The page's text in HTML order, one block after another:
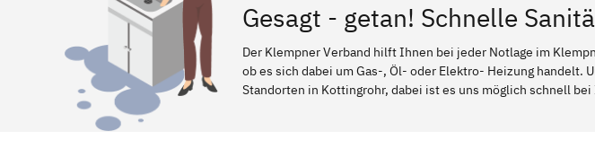
Gesagt - getan! Schnelle
Der Klempner Verband hilft Ihnen bei jeder Notlage im
ob es sich dabei um Gas-, Öl- oder Elektro- Heizung
Standorten in Kottingrohr, dabei ist es uns möglich schnell